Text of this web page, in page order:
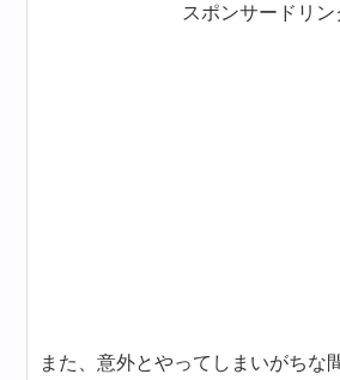
スポンサードリン
また、意外とやってしまいがちな